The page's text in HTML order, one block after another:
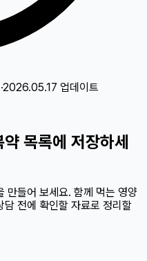
·2026.05.17 업데이트
목록에 저장하세
만들어 보세요. 함께 먹는 영양
담 전에 확인할 자료로 정리할